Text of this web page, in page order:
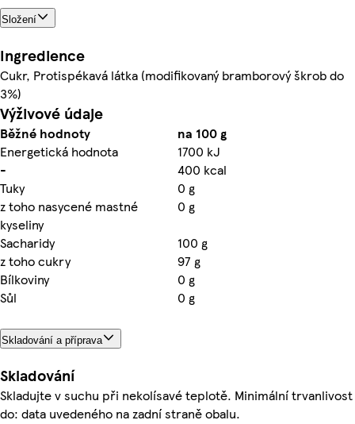
Složení
Ingredience
Cukr, Protispékavá látka (modifikovaný bramborový škrob do
3%)
Výživové údaje
Běžné hodnoty
na 100 g
Energetická hodnota
1700 kJ
-
400 kcal
Tuky
0 g
z toho nasycené mastné
kyseliny
0 g
Sacharidy
100 g
z toho cukry
97 g
Bílkoviny
0 g
Sůl
0 g
Skladování a příprava
Skladování
Skladujte v suchu při nekolísavé teplotě. Minimální trvanlivost
do: data uvedeného na zadní straně obalu.